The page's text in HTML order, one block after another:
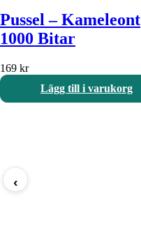
‹
Pussel – Kameleont
1000 Bitar
169 kr
Lägg till i varukorg